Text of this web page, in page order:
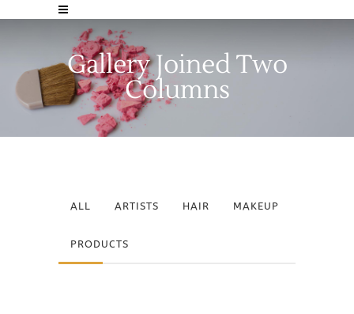
Gallery Joined Two
Columns
ALL ARTISTS HAIR MAKEUP
PRODUCTS